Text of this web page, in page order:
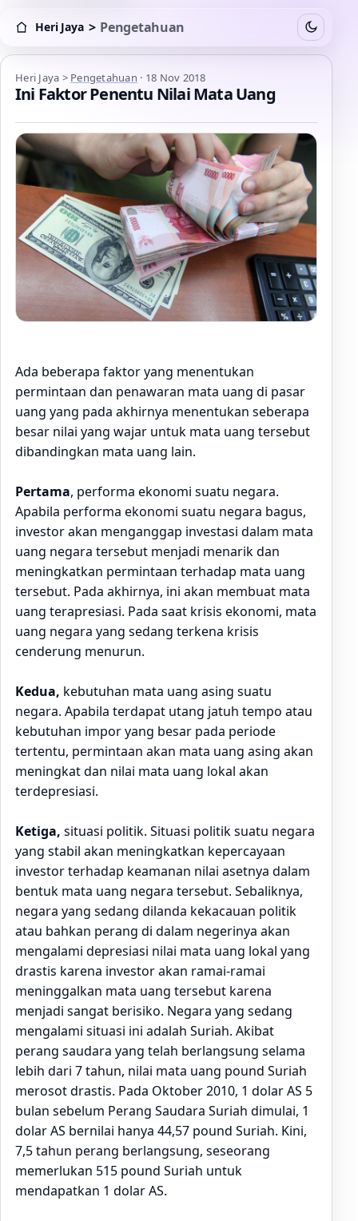
Heri Jaya > Pengetahuan
Heri Jaya > Pengetahuan Switch to
Heri Jaya > Pengetahuan · 18 Nov 2018
Ini Faktor Penentu Nilai Mata Uang
Ada beberapa faktor yang menentukan
permintaan dan penawaran mata uang di pasar
uang yang pada akhirnya menentukan seberapa
besar nilai yang wajar untuk mata uang tersebut
dibandingkan mata uang lain.
Pertama, performa ekonomi suatu negara.
Apabila performa ekonomi suatu negara bagus,
investor akan menganggap investasi dalam mata
uang negara tersebut menjadi menarik dan
meningkatkan permintaan terhadap mata uang
tersebut. Pada akhirnya, ini akan membuat mata
uang terapresiasi. Pada saat krisis ekonomi, mata
uang negara yang sedang terkena krisis
cenderung menurun.
Kedua, kebutuhan mata uang asing suatu
negara. Apabila terdapat utang jatuh tempo atau
kebutuhan impor yang besar pada periode
tertentu, permintaan akan mata uang asing akan
meningkat dan nilai mata uang lokal akan
terdepresiasi.
Ketiga, situasi politik. Situasi politik suatu negara
yang stabil akan meningkatkan kepercayaan
investor terhadap keamanan nilai asetnya dalam
bentuk mata uang negara tersebut. Sebaliknya,
negara yang sedang dilanda kekacauan politik
atau bahkan perang di dalam negerinya akan
mengalami depresiasi nilai mata uang lokal yang
drastis karena investor akan ramai-ramai
meninggalkan mata uang tersebut karena
menjadi sangat berisiko. Negara yang sedang
mengalami situasi ini adalah Suriah. Akibat
perang saudara yang telah berlangsung selama
lebih dari 7 tahun, nilai mata uang pound Suriah
merosot drastis. Pada Oktober 2010, 1 dolar AS 5
bulan sebelum Perang Saudara Suriah dimulai, 1
dolar AS bernilai hanya 44,57 pound Suriah. Kini,
7,5 tahun perang berlangsung, seseorang
memerlukan 515 pound Suriah untuk
mendapatkan 1 dolar AS.